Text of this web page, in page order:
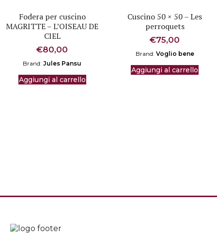
Fodera per cuscino
MAGRITTE – L’OISEAU DE
CIEL
€80,00
Brand:Jules Pansu
Aggiungi al carrello
Cuscino 50 × 50 – Les
perroquets
€75,00
Brand: Voglio bene
Aggiungi al carrello